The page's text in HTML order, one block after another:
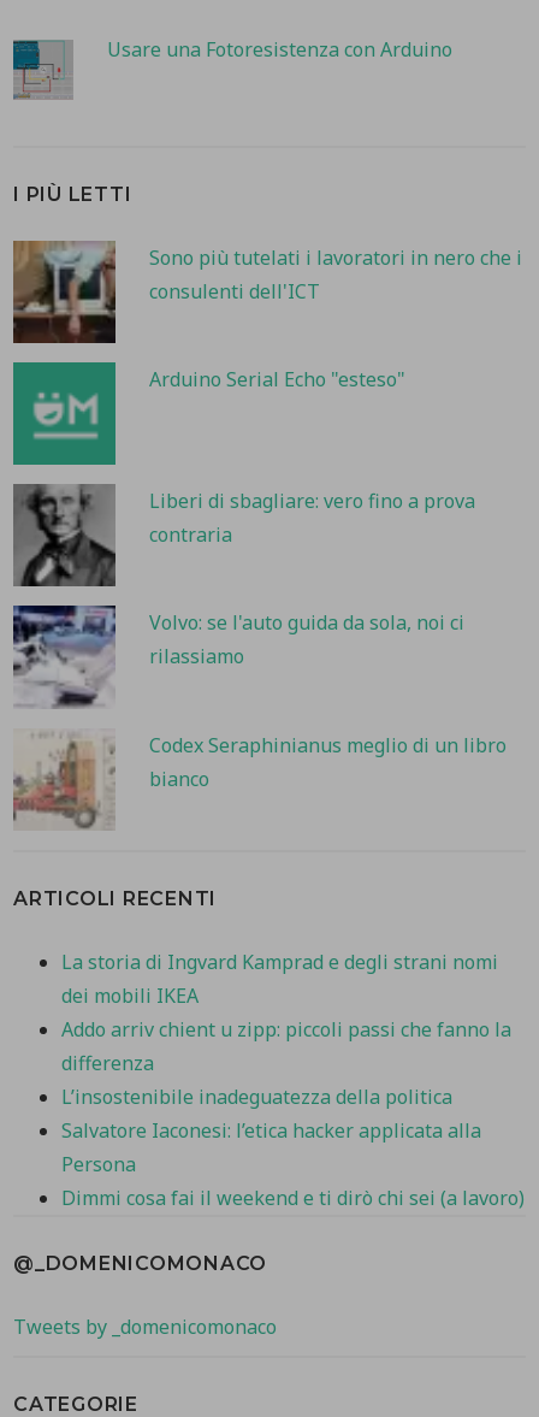
Usare una Fotoresistenza con Arduino
I PIÙ LETTI
Sono più tutelati i lavoratori in nero che i
consulenti dell'ICT
Arduino Serial Echo "esteso"
Liberi di sbagliare: vero fino a prova
contraria
Volvo: se l'auto guida da sola, noi ci
rilassiamo
Codex Seraphinianus meglio di un libro
bianco
ARTICOLI RECENTI
La storia di Ingvard Kamprad e degli strani nomi
dei mobili IKEA
Addo arriv chient u zipp: piccoli passi che fanno la
differenza
L’insostenibile inadeguatezza della politica
Salvatore Iaconesi: l’etica hacker applicata alla
Persona
Dimmi cosa fai il weekend e ti dirò chi sei (a lavoro)
@_DOMENICOMONACO
Tweets by _domenicomonaco
CATEGORIE